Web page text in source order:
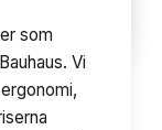
som
Vi